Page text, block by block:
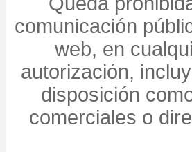
comunicación
web, en
autorización,
disposición
comerciales o